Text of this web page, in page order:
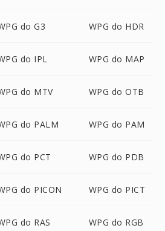
do G3 WPG do HDR
do IPL WPG do MAP
do MTV WPG do OTB
do PALM WPG do PAM
do PCT WPG do PDB
do PICON WPG do PICT
do RAS WPG do RGB